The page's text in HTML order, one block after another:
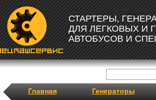
СТАРТЕРЫ,
ДЛЯ ЛЕГКОВЫХ И
АВТОБУСОВ И
Главная Генераторы